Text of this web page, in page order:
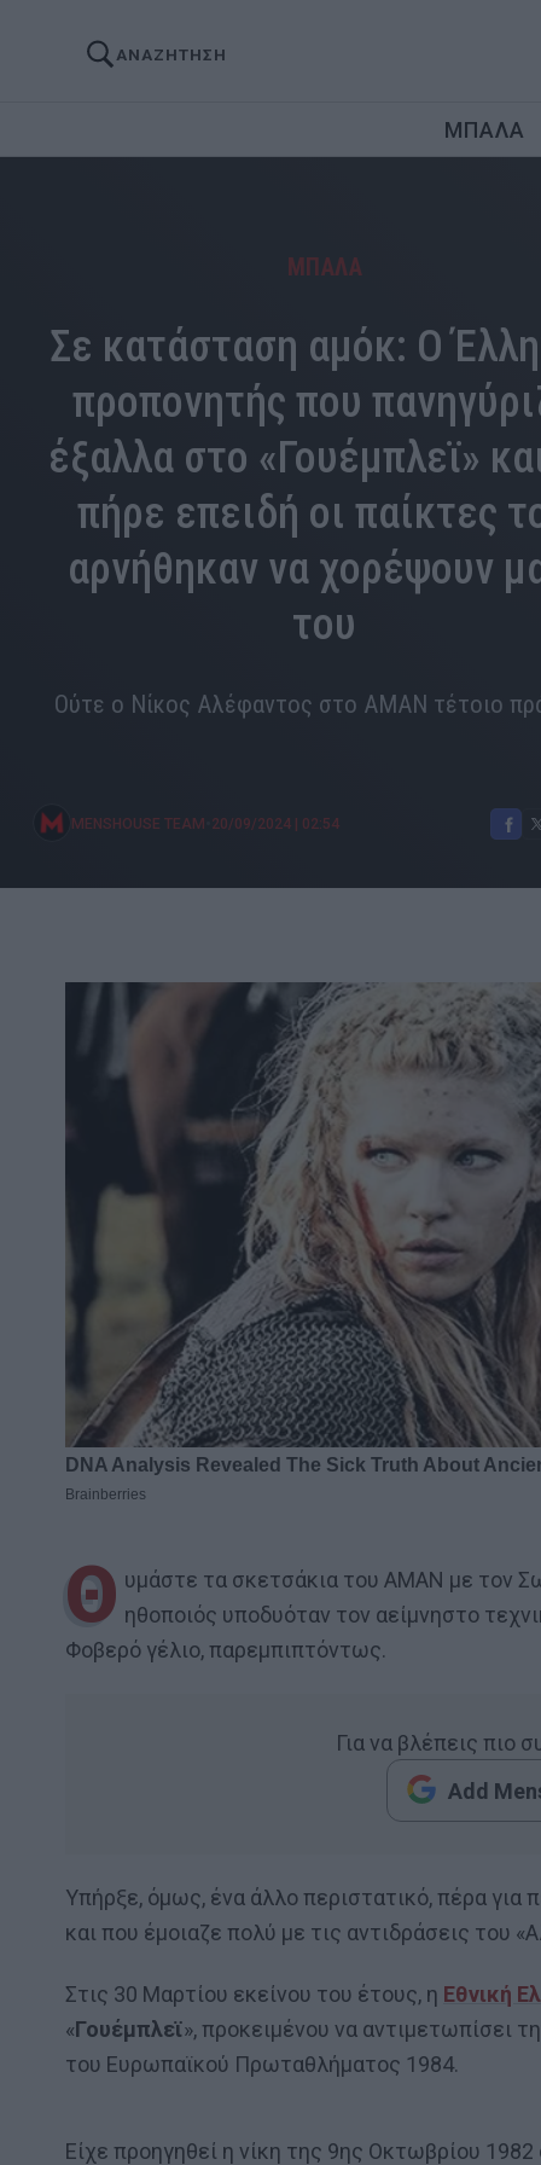
ΑΝΑΖΗΤΗΣΗ
ΜΠΑΛΑ
ΜΠΑΛΑ
Σε κατάσταση αμόκ: Ο
προπονητής που
έξαλλα στο «Γουέμπλεϊ»
πήρε επειδή οι παίκτες
αρνήθηκαν να χορέψουν
του
Ούτε ο Νίκος Αλέφαντος στο ΑΜΑΝ τέτοιο
MENSHOUSE TEAM 20/09/2024 | 02:54
Θ υμάστε τα σκετσάκια του ΑΜΑΝ με τον
ηθοποιός υποδυόταν τον αείμνηστο
Φοβερό γέλιο, παρεμπιπτόντως.
Για να βλέπεις πιο
Add
Υπήρξε, όμως, ένα άλλο περιστατικό, πέρα για
και που έμοιαζε πολύ με τις αντιδράσεις του
Στις 30 Μαρτίου εκείνου του έτους, η Εθνική
«Γουέμπλεϊ», προκειμένου να αντιμετωπίσει
του Ευρωπαϊκού Πρωταθλήματος 1984.
Είχε προηγηθεί η νίκη της 9ης Οκτωβρίου